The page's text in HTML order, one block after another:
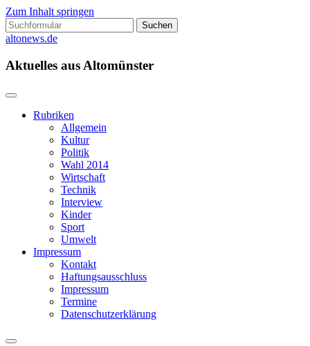
Zum Inhalt springen
Suchen
nach:
altonews.de
Aktuelles aus Altomünster
Rubriken
Allgemein
Kultur
Politik
Wahl 2014
Wirtschaft
Technik
Interview
Kinder
Sport
Umwelt
Impressum
Kontakt
Haftungsausschluss
Impressum
Termine
Datenschutzerklärung